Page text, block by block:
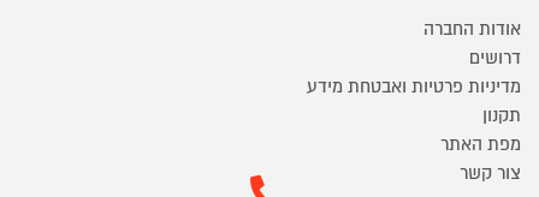
אודות החברה
דרושים
מדיניות פרטיות ואבטחת מידע
תקנון
מפת האתר
צור קשר